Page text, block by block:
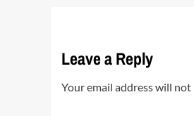
Leave a Reply
Your email address will not